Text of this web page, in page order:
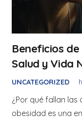
Beneficios
Salud y Vida
UNCATEGORIZED
¿Por qué fallan las
obesidad es una